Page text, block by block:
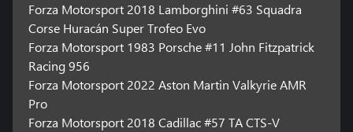
Forza Motorsport 2018 Lamborghini #63 Squadra
Corse Huracán Super Trofeo Evo
Forza Motorsport 1983 Porsche #11 John Fitzpatrick
Racing 956
Forza Motorsport 2022 Aston Martin Valkyrie AMR
Pro
Forza Motorsport 2018 Cadillac #57 TA CTS-V